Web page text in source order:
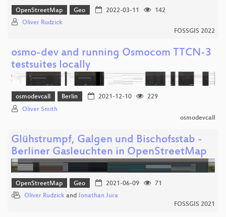
OpenStreetMap Geo 2022-03-11
142
Oliver Rudzick
FOSSGIS 2022
osmo-dev and running Osmocom TTCN-3
testsuites locally
osmodevcall Berlin 2021-12-10
229
Oliver Smith
osmodevcall
Glühstrumpf, Galgen und Bischofsstab -
Berliner Gasleuchten in OpenStreetMap
OpenStreetMap Geo 2021-06-09
71
Oliver Rudzick and Jonathan Jura
FOSSGIS 2021